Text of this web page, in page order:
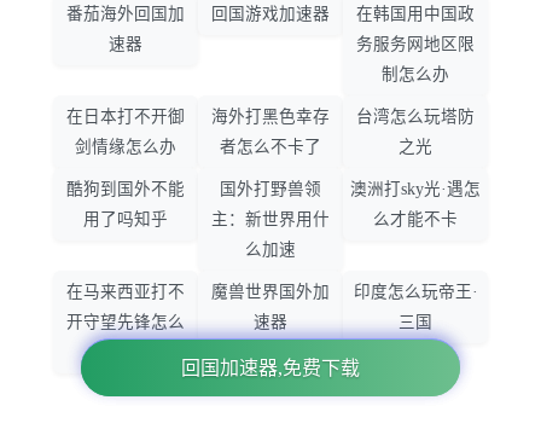
下载App免费加速回国
番茄海外回国加
速器
回国游戏加速器
在韩国用中国政
务服务网地区限
制怎么办
在日本打不开御
剑情缘怎么办
海外打黑色幸存
者怎么不卡了
台湾怎么玩塔防
之光
酷狗到国外不能
用了吗知乎
国外打野兽领
主：新世界用什
么加速
澳洲打sky光·遇怎
么才能不卡
在马来西亚打不
开守望先锋怎么
魔兽世界国外加
速器
印度怎么玩帝王·
三国
回国加速器,免费下载